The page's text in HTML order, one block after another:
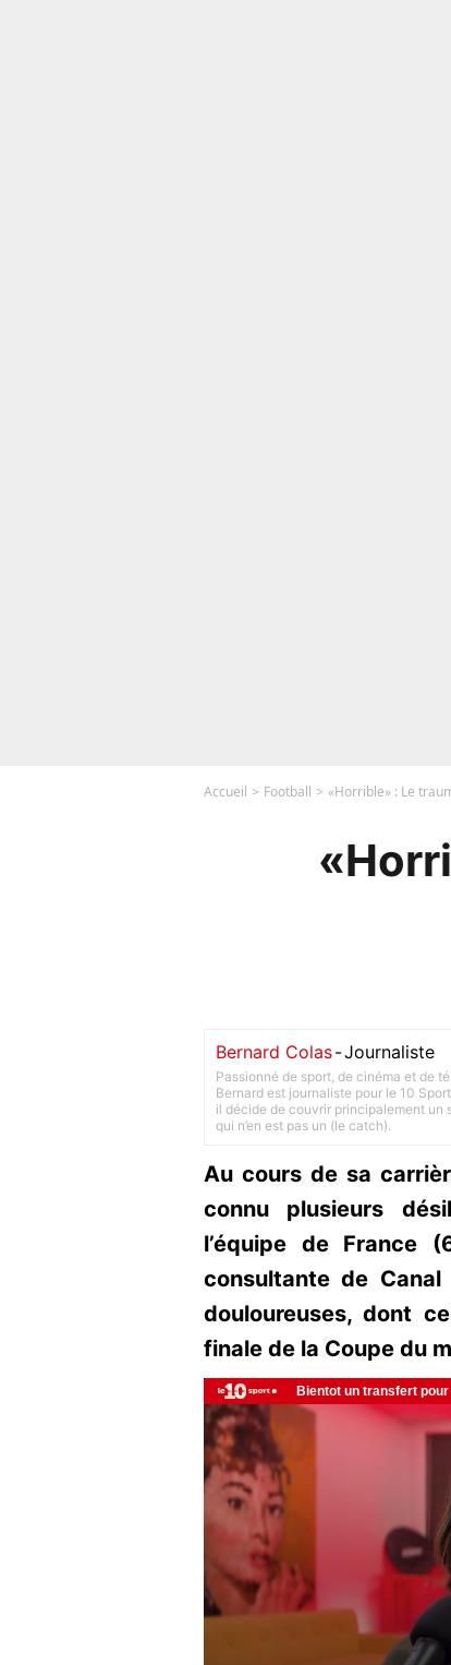
Accueil Football «Horrible» : Le
Bernard Colas-Journaliste
Passionné de sport, de cinéma et de
Bernard est journaliste pour le 10
il décide de couvrir principalement un
qui n’en est pas un (le catch).
Au cours de sa
connu plusieurs
l’équipe de France
consultante de
douloureuses, dont
finale de la Coupe du